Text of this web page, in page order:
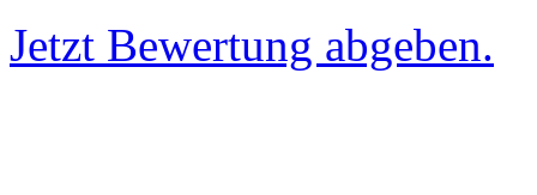
Jetzt Bewertung abgeben.